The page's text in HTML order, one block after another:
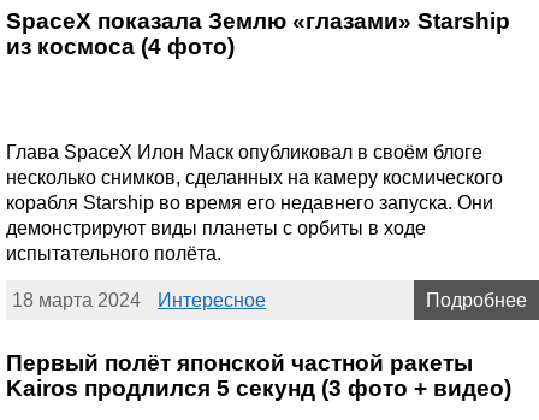
SpaceX показала Землю «глазами» Starship
из космоса (4 фото)
Глава SpaceX Илон Маск опубликовал в своём блоге
несколько снимков, сделанных на камеру космического
корабля Starship во время его недавнего запуска. Они
демонстрируют виды планеты с орбиты в ходе
испытательного полёта.
18 марта 2024 Интересное Подробнее
Первый полёт японской частной ракеты
Kairos продлился 5 секунд (3 фото + видео)